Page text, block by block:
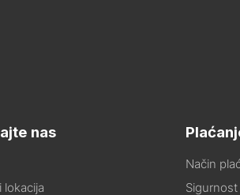
nas
lokacija
Način
Sigurnost